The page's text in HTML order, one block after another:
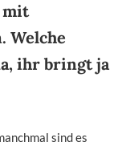
mit
Welche
ihr bringt ja
sind es